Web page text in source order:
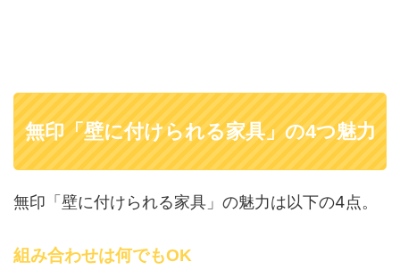
無印「壁に付けられる家具」の4つ魅力
無印「壁に付けられる家具」の魅力は以下の4点。
組み合わせは何でもOK